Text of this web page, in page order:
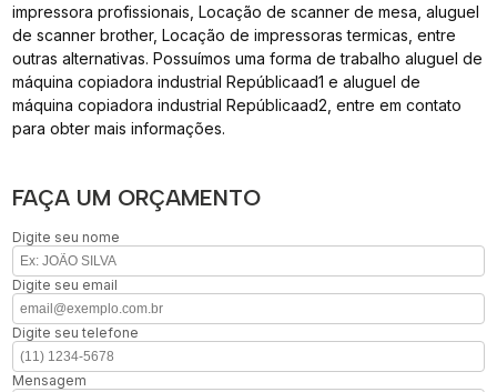
impressora profissionais, Locação de scanner de mesa, aluguel
de scanner brother, Locação de impressoras termicas, entre
outras alternativas. Possuímos uma forma de trabalho aluguel de
máquina copiadora industrial Repúblicaad1 e aluguel de
máquina copiadora industrial Repúblicaad2, entre em contato
para obter mais informações.
FAÇA UM ORÇAMENTO
Digite seu nome
Digite seu email
Digite seu telefone
Mensagem